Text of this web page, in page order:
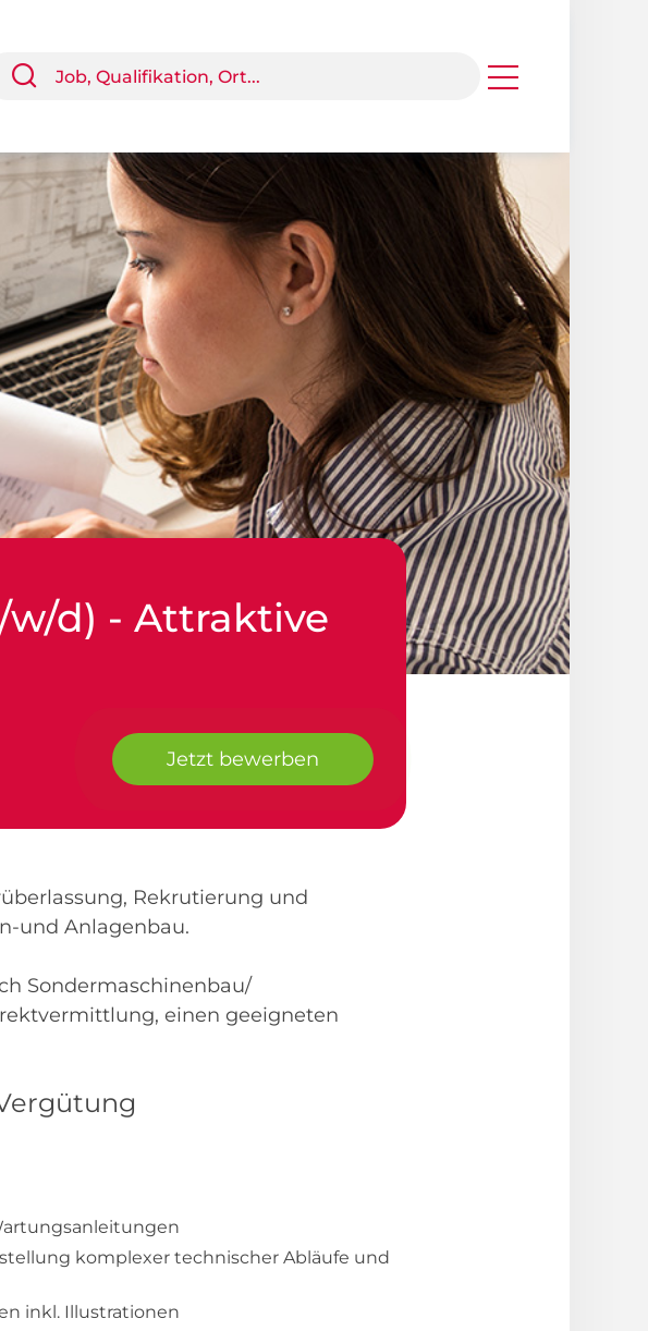
d) - Attraktive
Jetzt bewerben
Rekrutierung und
und Anlagenbau.
Sondermaschinenbau/
einen geeigneten
komplexer technischer Abläufe und
inkl. Illustrationen